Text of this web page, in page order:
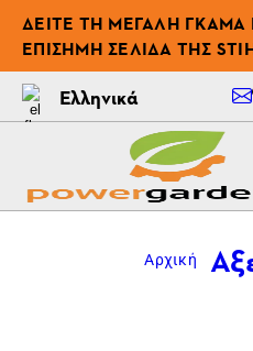
ΔΕΊΤΕ ΤΗ ΜΕΓΆΛΗ
ΕΠΊΣΗΜΗ ΣΕΛΊΔΑ ΤΗΣ
Ελληνικά
Αρχική